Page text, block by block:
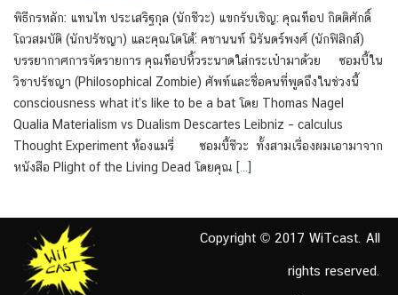
พิธีกรหลัก: แทนไท ประเสริฐกุล (นักชีวะ) แขกรับเชิญ: คุณท็อป กิตติศักดิ์
โถวสมบัติ (นักปรัชญา) และคุณโตโต้: คชานนท์ นิรันดร์พงศ์ (นักฟิสิกส์)
บรรยากาศการจัดรายการ คุณท็อปหิ้วระนาดใส่กระเป๋ามาด้วย ซอมบี้ใน
วิชาปรัชญา (Philosophical Zombie) ศัพท์และชื่อคนที่พูดถึงในช่วงนี้
consciousness what it’s like to be a bat โดย Thomas Nagel
Qualia Materialism vs Dualism Descartes Leibniz – calculus
Thought Experiment ห้องแมรี่ ซอมบี้ชีวะ ทั้งสามเรื่องผมเอามาจาก
หนังสือ Plight of the Living Dead โดยคุณ […]
Copyright © 2017 WiTcast. All
rights reserved.